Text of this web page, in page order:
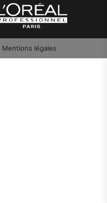
Mentions légales